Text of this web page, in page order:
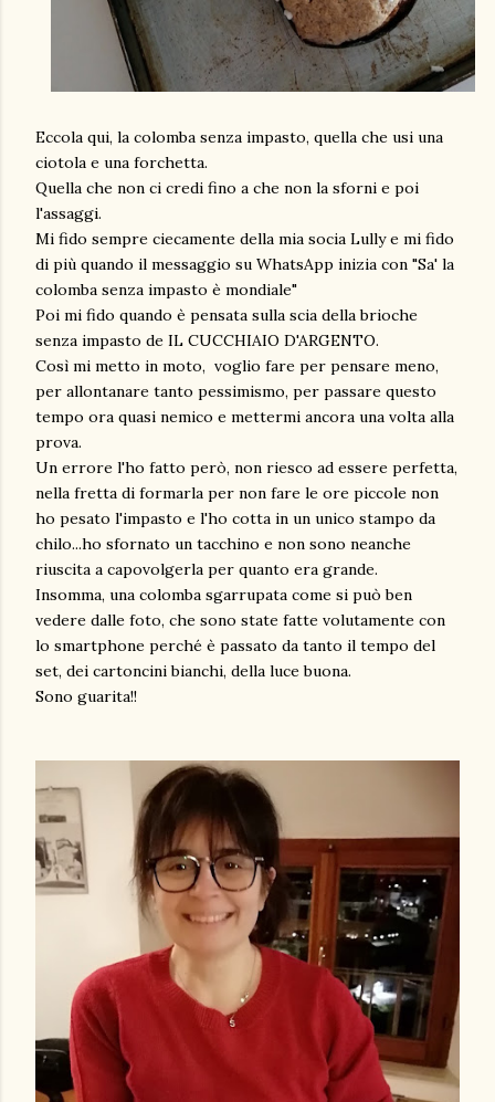
Eccola qui, la colomba senza impasto, quella che usi una
ciotola e una forchetta.
Quella che non ci credi fino a che non la sforni e poi
l'assaggi.
Mi fido sempre ciecamente della mia socia Lully e mi fido
di più quando il messaggio su WhatsApp inizia con "Sa' la
colomba senza impasto è mondiale"
Poi mi fido quando è pensata sulla scia della brioche
senza impasto de IL CUCCHIAIO D'ARGENTO.
Così mi metto in moto, voglio fare per pensare meno,
per allontanare tanto pessimismo, per passare questo
tempo ora quasi nemico e mettermi ancora una volta alla
prova.
Un errore l'ho fatto però, non riesco ad essere perfetta,
nella fretta di formarla per non fare le ore piccole non
ho pesato l'impasto e l'ho cotta in un unico stampo da
chilo...ho sfornato un tacchino e non sono neanche
riuscita a capovolgerla per quanto era grande.
Insomma, una colomba sgarrupata come si può ben
vedere dalle foto, che sono state fatte volutamente con
lo smartphone perché è passato da tanto il tempo del
set, dei cartoncini bianchi, della luce buona.
Sono guarita!!